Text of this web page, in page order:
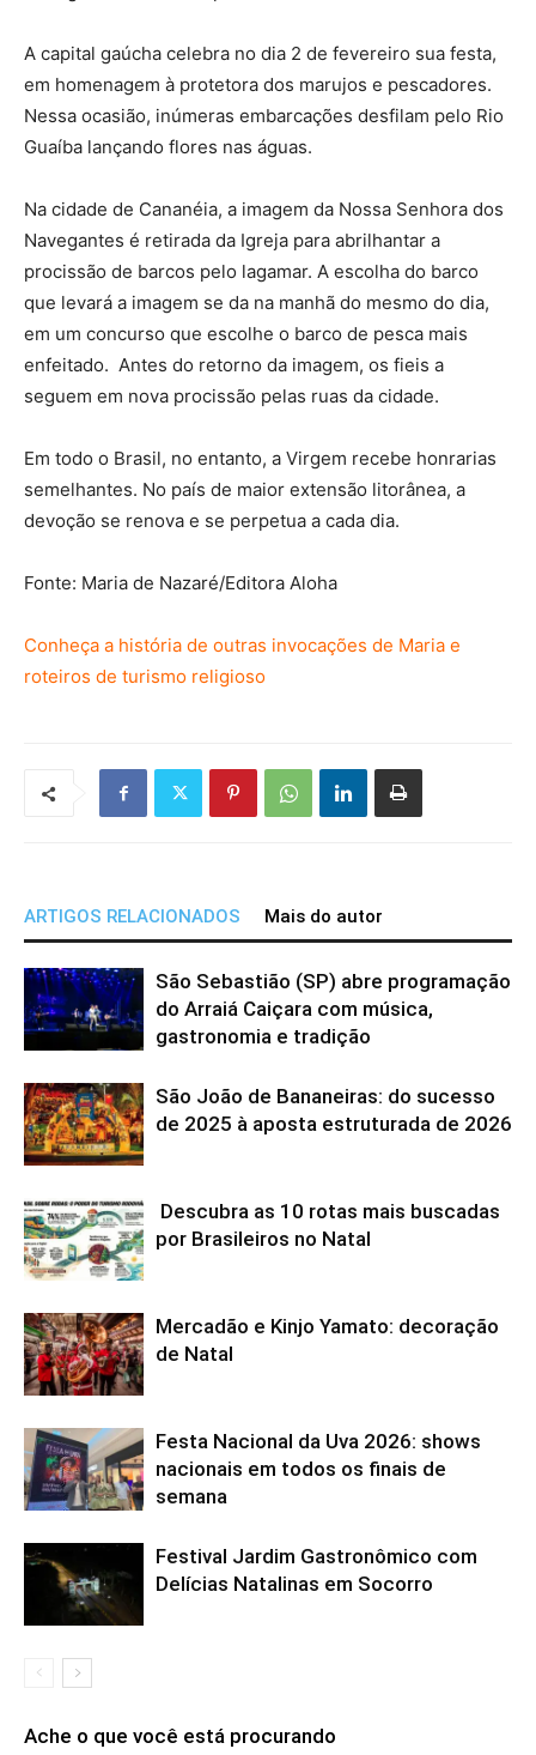
A capital gaúcha celebra no dia 2 de fevereiro sua festa,
em homenagem à protetora dos marujos e pescadores.
Nessa ocasião, inúmeras embarcações desfilam pelo Rio
Guaíba lançando flores nas águas.
Na cidade de Cananéia, a imagem da Nossa Senhora dos
Navegantes é retirada da Igreja para abrilhantar a
procissão de barcos pelo lagamar. A escolha do barco
que levará a imagem se da na manhã do mesmo do dia,
em um concurso que escolhe o barco de pesca mais
enfeitado. Antes do retorno da imagem, os fieis a
seguem em nova procissão pelas ruas da cidade.
Em todo o Brasil, no entanto, a Virgem recebe honrarias
semelhantes. No país de maior extensão litorânea, a
devoção se renova e se perpetua a cada dia.
Fonte: Maria de Nazaré/Editora Aloha
Conheça a história de outras invocações de Maria e
roteiros de turismo religioso
ARTIGOS RELACIONADOS Mais do autor
São Sebastião (SP) abre programação
do Arraiá Caiçara com música,
gastronomia e tradição
São João de Bananeiras: do sucesso
de 2025 à aposta estruturada de 2026
Descubra as 10 rotas mais buscadas
por Brasileiros no Natal
Mercadão e Kinjo Yamato: decoração
de Natal
Festa Nacional da Uva 2026: shows
nacionais em todos os finais de
semana
Festival Jardim Gastronômico com
Delícias Natalinas em Socorro
Ache o que você está procurando